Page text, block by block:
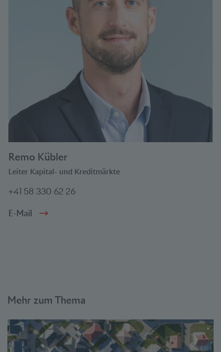
Remo Kübler
Leiter Kapital- und Kreditmärkte
+41 58 330 62 26
E-Mail
Mehr zum Thema